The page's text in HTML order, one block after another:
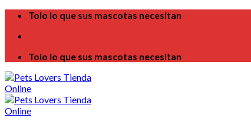
Skip
content
Tolo lo que sus mascotas necesitan
Tolo lo que sus mascotas necesitan